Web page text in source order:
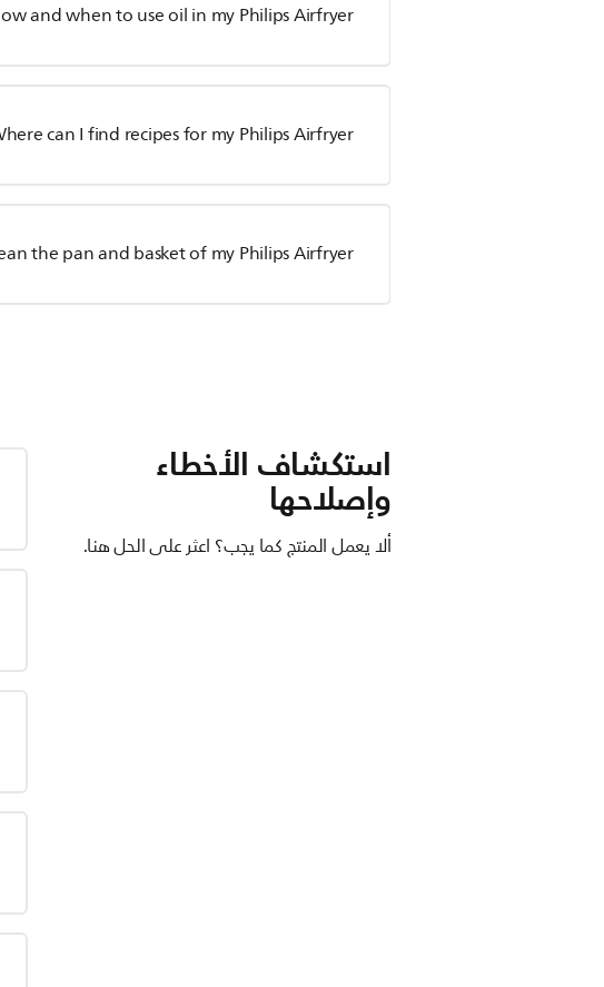
and when to use oil in my Philips Airfryer?
can I find recipes for my Philips Airfryer?
the pan and basket of my Philips Airfryer
استكشاف الأخطاء
وإصلاحها
ألا يعمل المنتج كما يجب؟ اعثر على الحل هنا.